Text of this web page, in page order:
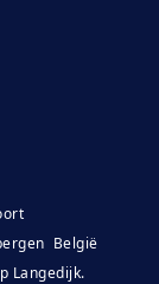
België
Langedijk.